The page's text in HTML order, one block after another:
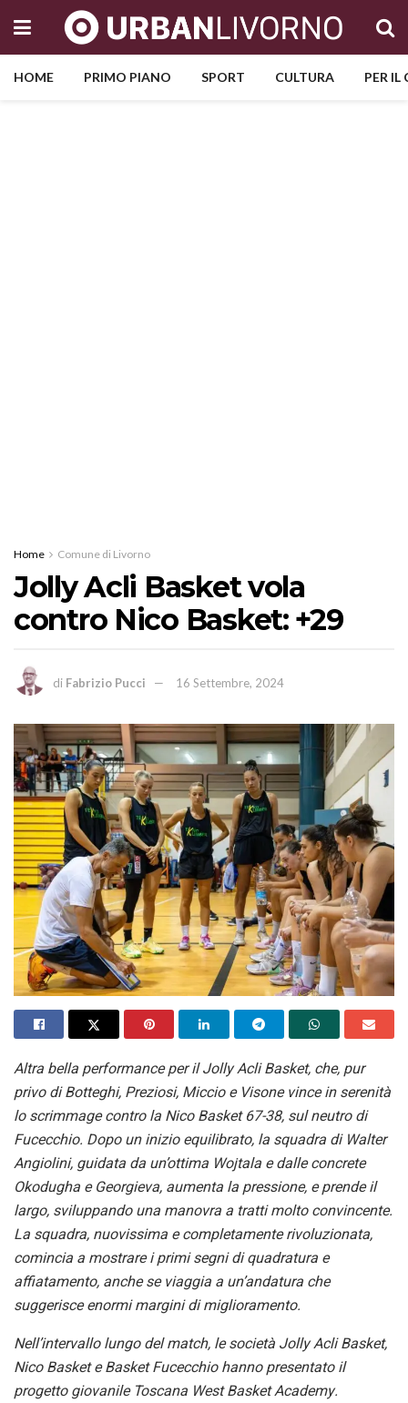
HOME PRIMO PIANO SPORT CULTURA PER
Home Comune di Livorno
Jolly Acli Basket vola
contro Nico Basket: +29
di Fabrizio Pucci 16 Settembre, 2024
Altra bella performance per il Jolly Acli Basket, che, pur
privo di Botteghi, Preziosi, Miccio e Visone vince in serenità
lo scrimmage contro la Nico Basket 67-38, sul neutro di
Fucecchio. Dopo un inizio equilibrato, la squadra di Walter
Angiolini, guidata da un’ottima Wojtala e dalle concrete
Okodugha e Georgieva, aumenta la pressione, e prende il
largo, sviluppando una manovra a tratti molto convincente.
La squadra, nuovissima e completamente rivoluzionata,
comincia a mostrare i primi segni di quadratura e
affiatamento, anche se viaggia a un’andatura che
suggerisce enormi margini di miglioramento.
Nell’intervallo lungo del match, le società Jolly Acli Basket,
Nico Basket e Basket Fucecchio hanno presentato il
progetto giovanile Toscana West Basket Academy.